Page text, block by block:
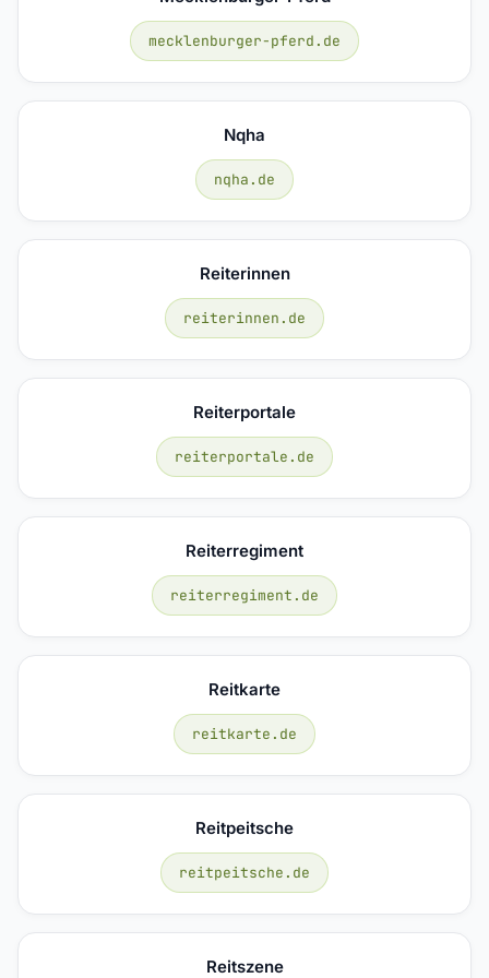
mecklenburger-pferd.de
Nqha
nqha.de
Reiterinnen
reiterinnen.de
Reiterportale
reiterportale.de
Reiterregiment
reiterregiment.de
Reitkarte
reitkarte.de
Reitpeitsche
reitpeitsche.de
Reitszene